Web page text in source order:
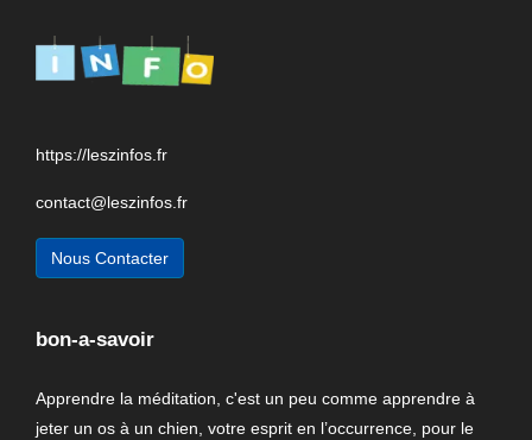
https://leszinfos.fr
contact@leszinfos.fr
Nous Contacter
bon-a-savoir
Apprendre la méditation, c'est un peu comme apprendre à
jeter un os à un chien, votre esprit en l’occurrence, pour le